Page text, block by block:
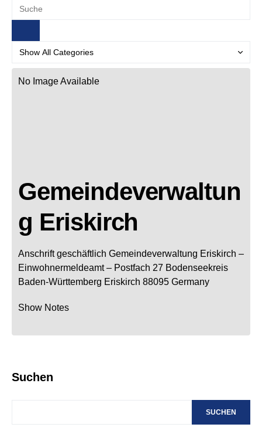
No Image Available
Gemeindeverwaltun
g Eriskirch
Anschrift geschäftlich Gemeindeverwaltung Eriskirch –
Einwohnermeldeamt – Postfach 27 Bodenseekreis
Baden-Württemberg Eriskirch 88095 Germany
Show Notes
Suchen
SUCHEN